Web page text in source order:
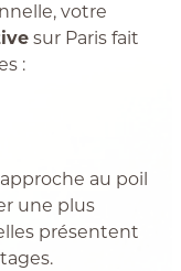
votre
sur Paris fait
:
au poil
une plus
présentent